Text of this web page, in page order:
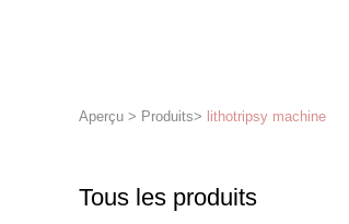
Aperçu > Produits> lithotripsy machine
Tous les produits